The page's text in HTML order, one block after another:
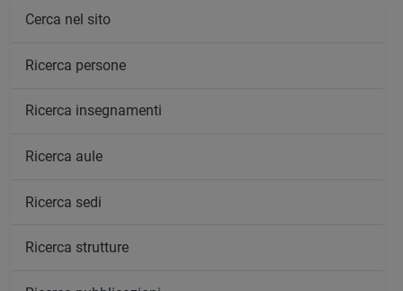
Cerca nel sito
Ricerca persone
Ricerca insegnamenti
Ricerca aule
Ricerca sedi
Ricerca strutture